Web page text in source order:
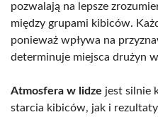
pozwalają na lepsze
między grupami kibiców.
ponieważ wpływa na
determinuje miejsca drużyn
Atmosfera w lidze jest silnie
starcia kibiców, jak i